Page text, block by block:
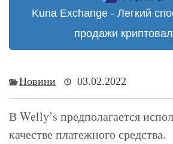
Kuna Exchange - Легкий
продажи
Новини 03.02.2022
В Welly’s предполагается
качестве платежного средства.